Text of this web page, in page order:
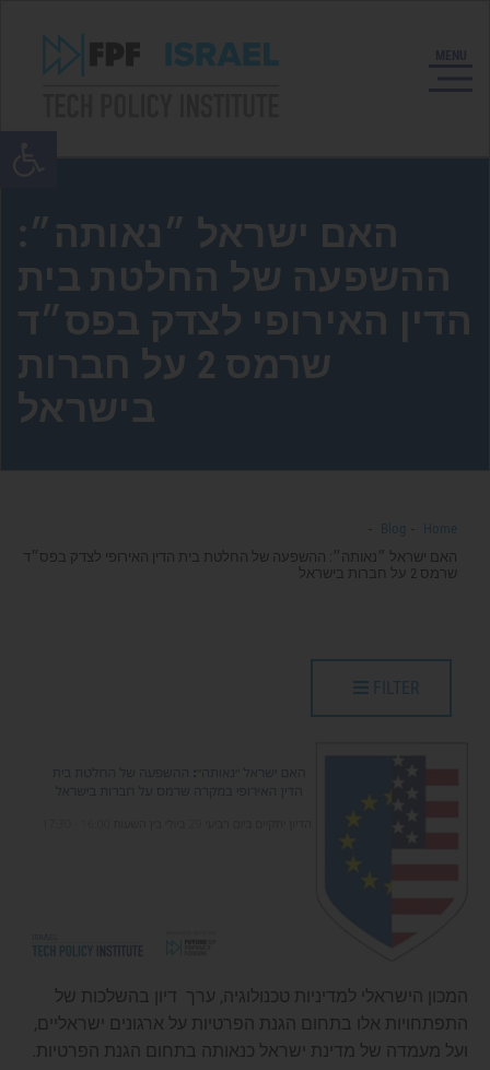
האם ישראל ״נאותה״:
ההשפעה של החלטת בית
הדין האירופי לצדק בפס״ד
שרמס 2 על חברות
בישראל
Home
Blog
האם ישראל ״נאותה״: ההשפעה של החלטת בית הדין האירופי לצדק בפס״ד
שרמס 2 על חברות בישראל
FILTER
המכון הישראלי למדיניות טכנולוגיה, ערך דיון בהשלכות של
התפתחויות אלו בתחום הגנת הפרטיות על ארגונים ישראליים,
ועל מעמדה של מדינת ישראל כנאותה בתחום הגנת הפרטיות.